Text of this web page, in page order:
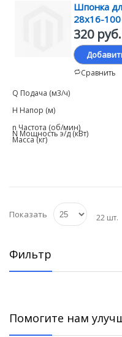
Шпонка
28х16-100
320 руб.
Сравнить
Показать 22 шт.
Фильтр
Помогите нам